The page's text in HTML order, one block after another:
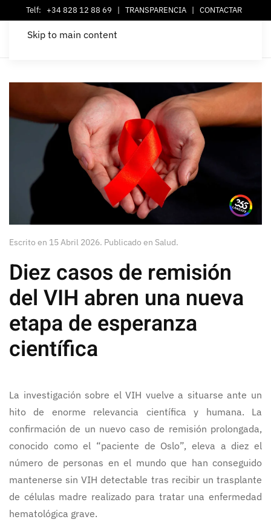
Telf: +34 828 12 88 69 | TRANSPARENCIA | CONTACTAR
Skip to main content
Escrito en 15 Abril 2026. Publicado en Salud.
Diez casos de remisión
del VIH abren una nueva
etapa de esperanza
científica
La investigación sobre el VIH vuelve a situarse ante un
hito de enorme relevancia científica y humana. La
confirmación de un nuevo caso de remisión prolongada,
conocido como el “paciente de Oslo”, eleva a diez el
número de personas en el mundo que han conseguido
mantenerse sin VIH detectable tras recibir un trasplante
de células madre realizado para tratar una enfermedad
hematológica grave.